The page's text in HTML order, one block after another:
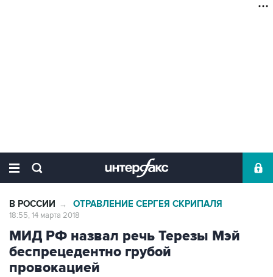
В РОССИИ → ОТРАВЛЕНИЕ СЕРГЕЯ СКРИПАЛЯ
18:55, 14 марта 2018
МИД РФ назвал речь Терезы Мэй
беспрецедентно грубой
провокацией